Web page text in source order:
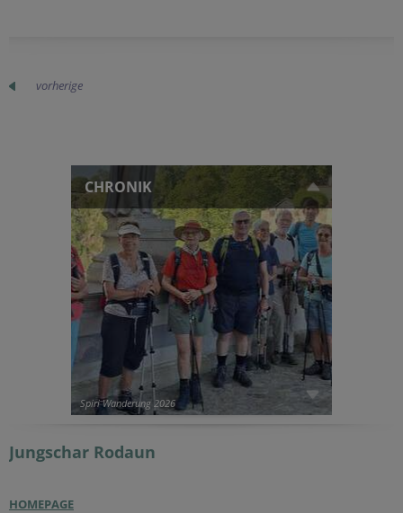
vorherige
CHRONIK
Spiri Wanderung 2026
Jungschar Rodaun
HOMEPAGE